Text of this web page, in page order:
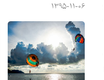
1395-11-06